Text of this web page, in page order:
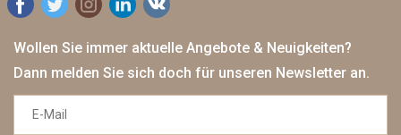
Wollen Sie immer aktuelle Angebote & Neuigkeiten?
Dann melden Sie sich doch für unseren Newsletter an.